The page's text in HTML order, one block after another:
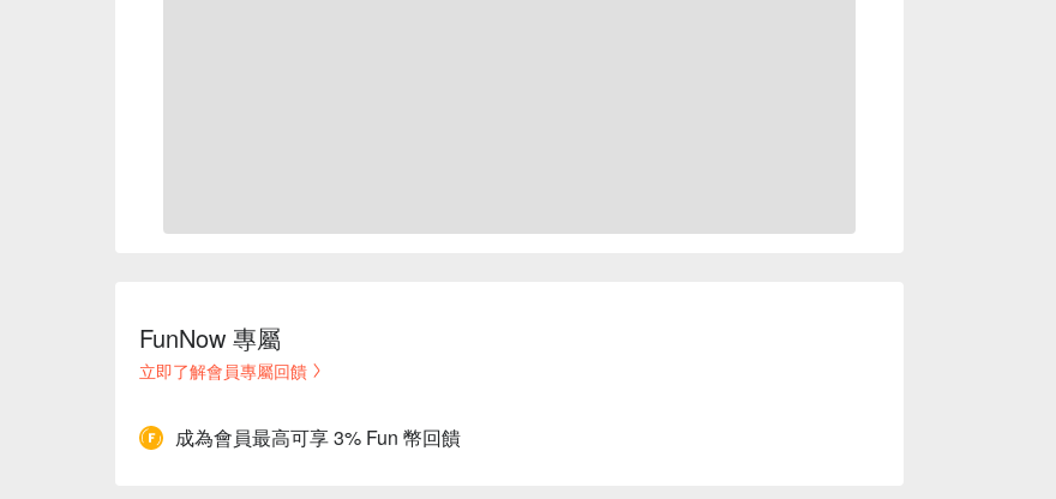
FunNow 專屬
立即了解會員專屬回饋
成為會員最高可享 3% Fun 幣回饋